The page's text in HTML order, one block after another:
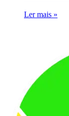
Ler mais »